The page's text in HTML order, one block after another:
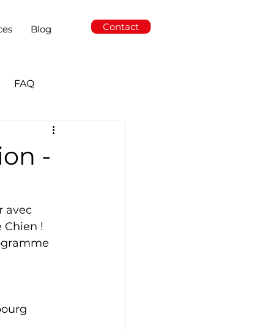
Blog Contact
FAQ
-
avec
!